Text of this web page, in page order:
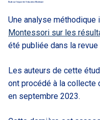
Étude sur l’impact de l’éducation Montessori
Une analyse méthodique
Montessori sur les
été publiée dans la
Les auteurs de cette
ont procédé à la collecte
en septembre 2023.